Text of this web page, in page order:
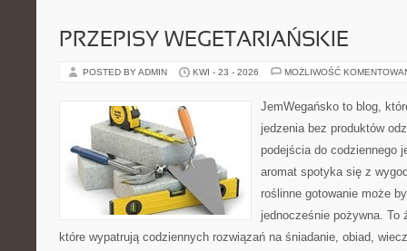
PRZEPISY WEGETARIAŃSKIE
POSTED BY ADMIN KWI - 23 - 2026 MOŻLIWOŚĆ
JemWegańsko to blog,
jedzenia bez produktów
podejścia do codziennego
aromat spotyka się z
roślinne gotowanie może
jednocześnie pożywna. To
które wypatrują codziennych rozwiązań na śniadanie, obiad,